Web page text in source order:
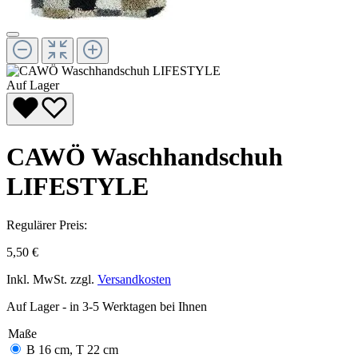
Auf Lager
CAWÖ Waschhandschuh
LIFESTYLE
Regulärer Preis:
5,50 €
Inkl. MwSt. zzgl. Versandkosten
Auf Lager - in 3-5 Werktagen bei Ihnen
Maße
B 16 cm, T 22 cm